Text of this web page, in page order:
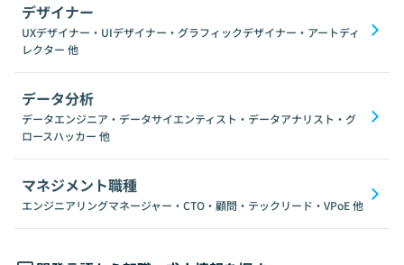
デザイナー
UXデザイナー・UIデザイナー・グラフィックデザイナー・アートディ
レクター 他
データ分析
データエンジニア・データサイエンティスト・データアナリスト・グ
ロースハッカー 他
マネジメント職種
エンジニアリングマネージャー・CTO・顧問・テックリード・VPoE他